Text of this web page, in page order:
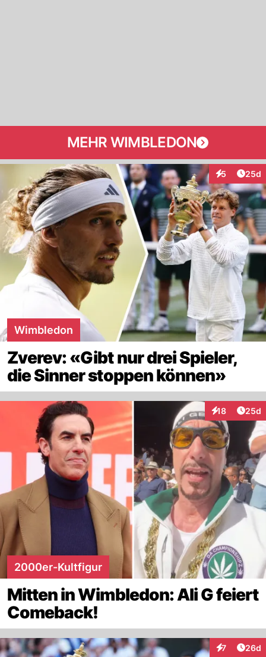
MEHR WIMBLEDON
5
Interaktionen
25d
Wimbledon
Zverev: «Gibt nur drei Spieler,
die Sinner stoppen können»
18
Interaktionen
25d
2000er-Kultfigur
Mitten in Wimbledon: Ali G feiert
Comeback!
7
Interaktionen
26d